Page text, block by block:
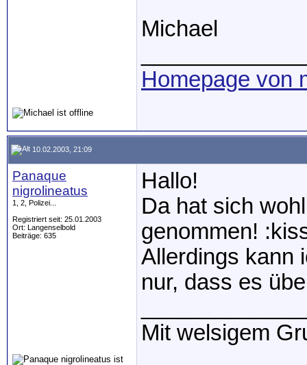
Michael
Homepage von
10.02.2003, 21:09
Panaque
nigrolineatus
1, 2, Polizei...
Registriert seit: 25.01.2003
Ort: Langenselbold
Beiträge: 635
Hallo!
Da hat sich
genommen!
Allerdings kann
nur, dass es
Mit welsigem